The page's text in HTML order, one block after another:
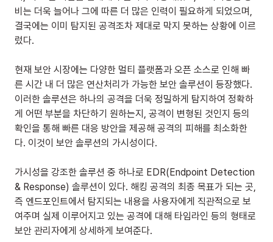
비는 더욱 늘어나 그에 따른 더 많은 인력이 필요하게 되었으며,
결국에는 이미 탐지된 공격조차 제대로 막지 못하는 상황에 이르
렀다.
현재 보안 시장에는 다양한 멀티 플랫폼과 오픈 소스로 인해 빠
른 시간 내 더 많은 연산처리가 가능한 보안 솔루션이 등장했다.
이러한 솔루션은 하나의 공격을 더욱 정밀하게 탐지하여 정확하
게 어떤 부분을 차단하기 원하는지, 공격이 변형된 것인지 등의
확인을 통해 빠른 대응 방안을 제공해 공격의 피해를 최소화한
다. 이것이 보안 솔루션의 가시성이다.
가시성을 강조한 솔루션 중 하나로 EDR(Endpoint Detection
& Response) 솔루션이 있다. 해킹 공격의 최종 목표가 되는 곳,
즉 엔드포인트에서 탐지되는 내용을 사용자에게 직관적으로 보
여주며 실제 이루어지고 있는 공격에 대해 타임라인 등의 형태로
보안 관리자에게 상세하게 보여준다.